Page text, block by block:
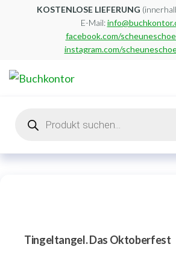
KOSTENLOSE LIEFERUNG
E-Mail:
facebook.com/
instagram.com/
search
Tingeltangel. Das Oktoberfest